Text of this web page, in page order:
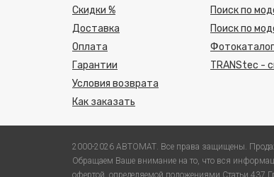
Скидки %
Доставка
Оплата
Гарантии
Условия возврата
Как заказать
Поиск по
Поиск по
Фотокаталог
TRANStec -
2000-2026 АВТОМАТ. Все права защищены.
Обращаем Ваше внимание на то, что вся
офертой, определяемой положениями Статьи 437